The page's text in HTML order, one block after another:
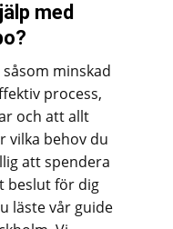
med
minskad
process,
och att allt
vilka behov du
att spendera
beslut för dig
läste vår guide